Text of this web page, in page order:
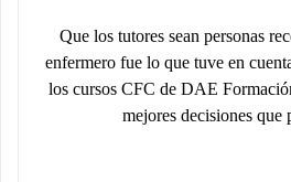
Que los tutores sean personas
enfermero fue lo que tuve en
los cursos CFC de DAE
mejores decisiones que